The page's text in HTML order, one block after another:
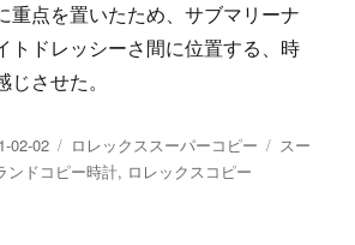
重点を置いたため、サブマリーナ
トドレッシーさ間に位置する、時
させた。
02-02
カ
テ
ロレックススーパーコピー
タ
スー
ンドコピー時計, ロレックスコピー